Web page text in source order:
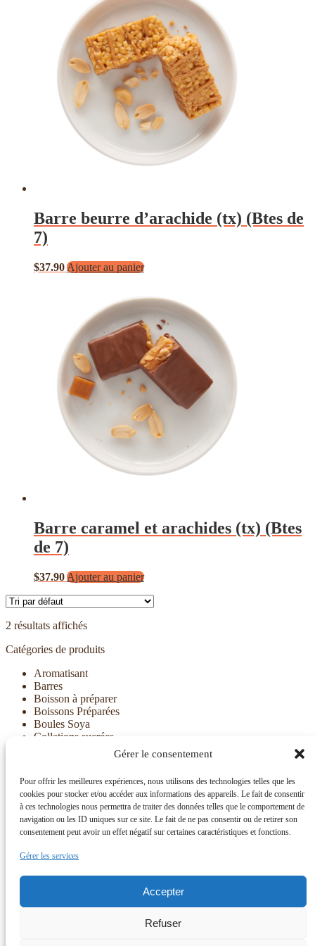
Gérer le consentement
Pour offrir les meilleures expériences, nous utilisons des technologies telles que les
cookies pour stocker et/ou accéder aux informations des appareils. Le fait de consentir
à ces technologies nous permettra de traiter des données telles que le comportement de
navigation ou les ID uniques sur ce site. Le fait de ne pas consentir ou de retirer son
consentement peut avoir un effet négatif sur certaines caractéristiques et fonctions.
Gérer les services
Accepter
Refuser
Barre beurre d’arachide (tx) (Btes de
7)
$37.90Ajouter au panier
Barre caramel et arachides (tx) (Btes
de 7)
$37.90Ajouter au panier
2 résultats affichés
Catégories de produits
Aromatisant
Barres
Boisson à préparer
Boissons Préparées
Boules Soya
Collations sucrées
Gaufrettes
Ideal Complete (Phase 3 et 4)
Noix
Potages et Repas
Pouding à préparer
Pouding prêts à servir
Vinaigrettes et sirop
Vitamines et suppléments
Développé parAction Web Solution